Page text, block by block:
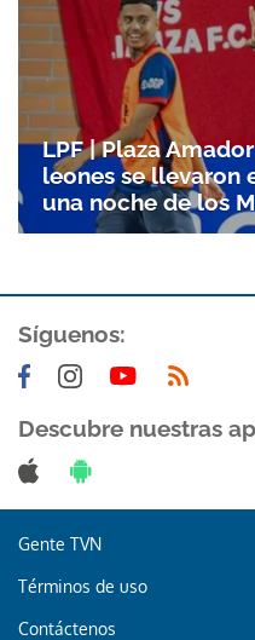
Gracias por
LPF | Plaza
leones se llevaron
una noche de los
Síguenos:
Descubre nuestras
Gente TVN
Términos de uso
Contáctenos